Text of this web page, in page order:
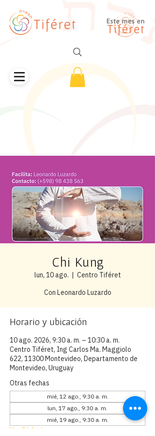
Chi Kung
lun, 10 ago.
  |
Centro Tiféret
Con Leonardo Luzardo
Horario y ubicación
10 ago. 2026, 9:30 a. m. – 10:30 a. m.
Centro Tiféret, Ing Carlos Ma. Maggiolo
622, 11300 Montevideo, Departamento de
Montevideo, Uruguay
Otras fechas
mié, 12 ago., 9:30 a. m.
lun, 17 ago., 9:30 a. m.
mié, 19 ago., 9:30 a. m.
Ver 56 fechas